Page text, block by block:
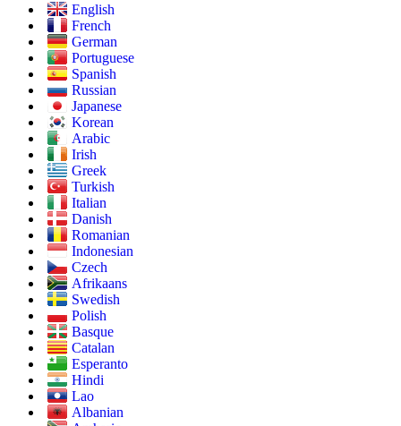
English
French
German
Portuguese
Spanish
Russian
Japanese
Korean
Arabic
Irish
Greek
Turkish
Italian
Danish
Romanian
Indonesian
Czech
Afrikaans
Swedish
Polish
Basque
Catalan
Esperanto
Hindi
Lao
Albanian